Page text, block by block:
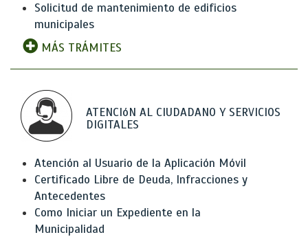
Solicitud de mantenimiento de edificios
municipales
MÁS TRÁMITES
ATENCIóN AL CIUDADANO Y SERVICIOS
DIGITALES
Atención al Usuario de la Aplicación Móvil
Certificado Libre de Deuda, Infracciones y
Antecedentes
Como Iniciar un Expediente en la
Municipalidad